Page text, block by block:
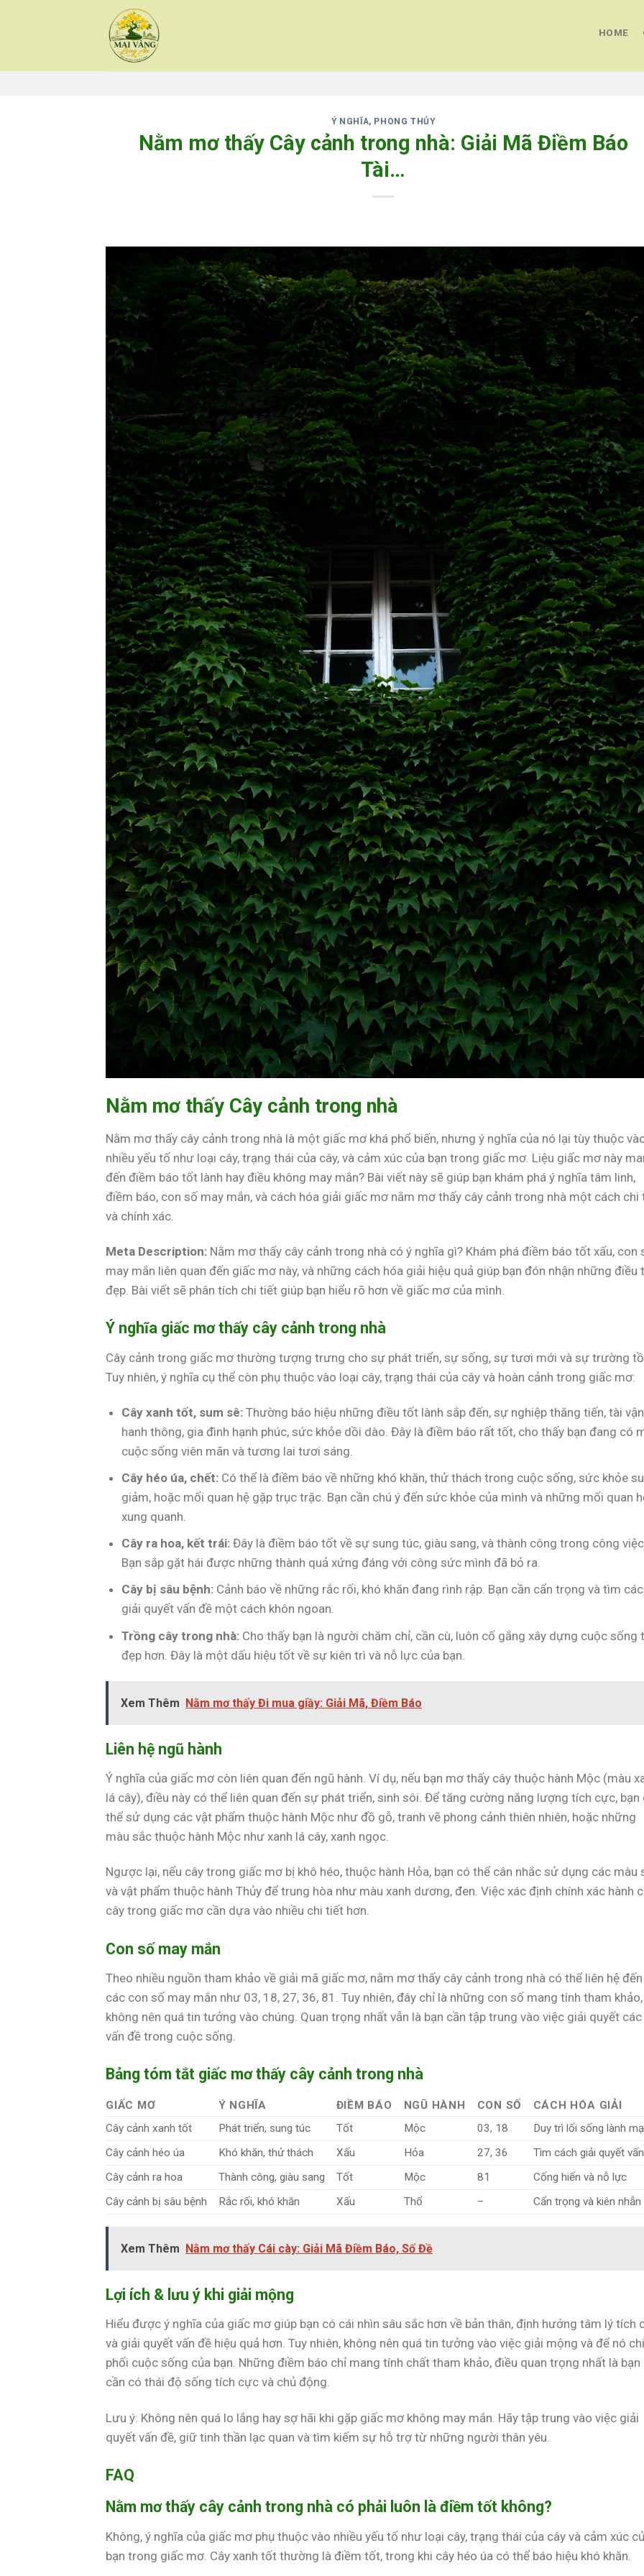
HOME
Ý NGHĨA, PHONG THỦY
Nằm mơ thấy Cây cảnh trong nhà: Giải Mã Điềm Báo
Tài…
Nằm mơ thấy Cây cảnh trong nhà
Nằm mơ thấy cây cảnh trong nhà là một giấc mơ khá phổ biến, nhưng ý nghĩa của nó lại tùy thuộc
nhiều yếu tố như loại cây, trạng thái của cây, và cảm xúc của bạn trong giấc mơ. Liệu giấc mơ này
đến điềm báo tốt lành hay điều không may mắn? Bài viết này sẽ giúp bạn khám phá ý nghĩa tâm linh,
điềm báo, con số may mắn, và cách hóa giải giấc mơ nằm mơ thấy cây cảnh trong nhà một cách chi
và chính xác.
Meta Description: Nằm mơ thấy cây cảnh trong nhà có ý nghĩa gì? Khám phá điềm báo tốt xấu, con
may mắn liên quan đến giấc mơ này, và những cách hóa giải hiệu quả giúp bạn đón nhận những điều
đẹp. Bài viết sẽ phân tích chi tiết giúp bạn hiểu rõ hơn về giấc mơ của mình.
Ý nghĩa giấc mơ thấy cây cảnh trong nhà
Cây cảnh trong giấc mơ thường tượng trưng cho sự phát triển, sự sống, sự tươi mới và sự trường
Tuy nhiên, ý nghĩa cụ thể còn phụ thuộc vào loại cây, trạng thái của cây và hoàn cảnh trong giấc mơ:
Cây xanh tốt, sum sê: Thường báo hiệu những điều tốt lành sắp đến, sự nghiệp thăng tiến, tài vận
hanh thông, gia đình hạnh phúc, sức khỏe dồi dào. Đây là điềm báo rất tốt, cho thấy bạn đang có
cuộc sống viên mãn và tương lai tươi sáng.
Cây héo úa, chết: Có thể là điềm báo về những khó khăn, thử thách trong cuộc sống, sức khỏe
giảm, hoặc mối quan hệ gặp trục trặc. Bạn cần chú ý đến sức khỏe của mình và những mối quan
xung quanh.
Cây ra hoa, kết trái: Đây là điềm báo tốt về sự sung túc, giàu sang, và thành công trong công
Bạn sắp gặt hái được những thành quả xứng đáng với công sức mình đã bỏ ra.
Cây bị sâu bệnh: Cảnh báo về những rắc rối, khó khăn đang rình rập. Bạn cần cẩn trọng và tìm
giải quyết vấn đề một cách khôn ngoan.
Trồng cây trong nhà: Cho thấy bạn là người chăm chỉ, cần cù, luôn cố gắng xây dựng cuộc sống
đẹp hơn. Đây là một dấu hiệu tốt về sự kiên trì và nỗ lực của bạn.
Xem Thêm Nằm mơ thấy Đi mua giầy: Giải Mã, Điềm Báo
Liên hệ ngũ hành
Ý nghĩa của giấc mơ còn liên quan đến ngũ hành. Ví dụ, nếu bạn mơ thấy cây thuộc hành Mộc (màu
lá cây), điều này có thể liên quan đến sự phát triển, sinh sôi. Để tăng cường năng lượng tích cực, bạn
thể sử dụng các vật phẩm thuộc hành Mộc như đồ gỗ, tranh vẽ phong cảnh thiên nhiên, hoặc những
màu sắc thuộc hành Mộc như xanh lá cây, xanh ngọc.
Ngược lại, nếu cây trong giấc mơ bị khô héo, thuộc hành Hỏa, bạn có thể cân nhắc sử dụng các màu
và vật phẩm thuộc hành Thủy để trung hòa như màu xanh dương, đen. Việc xác định chính xác hành
cây trong giấc mơ cần dựa vào nhiều chi tiết hơn.
Con số may mắn
Theo nhiều nguồn tham khảo về giải mã giấc mơ, nằm mơ thấy cây cảnh trong nhà có thể liên hệ đến
các con số may mắn như 03, 18, 27, 36, 81. Tuy nhiên, đây chỉ là những con số mang tính tham khảo,
không nên quá tin tưởng vào chúng. Quan trọng nhất vẫn là bạn cần tập trung vào việc giải quyết các
vấn đề trong cuộc sống.
Bảng tóm tắt giấc mơ thấy cây cảnh trong nhà
GIẤC MƠ Ý NGHĨA ĐIỀM BÁO NGŨ HÀNH CON SỐ
CÁCH HÓA GIẢI
Cây cảnh xanh tốt
Phát triển, sung túc Tốt Mộc 03, 18
Duy trì lối sống lành
Cây cảnh héo úa
Khó khăn, thử thách Xấu Hỏa 27, 36
Tìm cách giải quyết
Cây cảnh ra hoa
Thành công, giàu sang Tốt Mộc 81
Cống hiến và nỗ lực
Cây cảnh bị sâu bệnh
Rắc rối, khó khăn Xấu Thổ – Cẩn trọng và kiên nhẫn
Xem Thêm Nằm mơ thấy Cái cày: Giải Mã Điềm Báo, Số Đề
Lợi ích & lưu ý khi giải mộng
Hiểu được ý nghĩa của giấc mơ giúp bạn có cái nhìn sâu sắc hơn về bản thân, định hướng tâm lý tích
và giải quyết vấn đề hiệu quả hơn. Tuy nhiên, không nên quá tin tưởng vào việc giải mộng và để nó chi
phối cuộc sống của bạn. Những điềm báo chỉ mang tính chất tham khảo, điều quan trọng nhất là bạn
cần có thái độ sống tích cực và chủ động.
Lưu ý: Không nên quá lo lắng hay sợ hãi khi gặp giấc mơ không may mắn. Hãy tập trung vào việc giải
quyết vấn đề, giữ tinh thần lạc quan và tìm kiếm sự hỗ trợ từ những người thân yêu.
FAQ
Nằm mơ thấy cây cảnh trong nhà có phải luôn là điềm tốt không?
Không, ý nghĩa của giấc mơ phụ thuộc vào nhiều yếu tố như loại cây, trạng thái của cây và cảm xúc
bạn trong giấc mơ. Cây xanh tốt thường là điềm tốt, trong khi cây héo úa có thể báo hiệu khó khăn.